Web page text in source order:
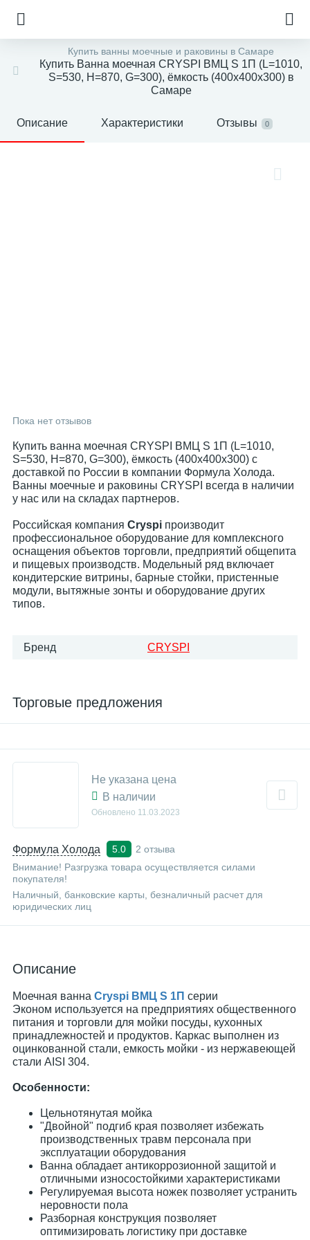
Купить ванны моечные и раковины в Самаре
Купить Ванна моечная CRYSPI ВМЦ S 1П (L=1010,
S=530, Н=870, G=300), ёмкость (400х400х300) в
Самаре
Описание Характеристики Отзывы 0
Пока нет отзывов
Купить ванна моечная CRYSPI ВМЦ S 1П (L=1010,
S=530, Н=870, G=300), ёмкость (400х400х300) с
доставкой по России в компании Формула Холода.
Ванны моечные и раковины CRYSPI всегда в наличии
у нас или на складах партнеров.
Российская компания Cryspi производит
профессиональное оборудование для комплексного
оснащения объектов торговли, предприятий общепита
и пищевых производств. Модельный ряд включает
кондитерские витрины, барные стойки, пристенные
модули, вытяжные зонты и оборудование других
типов.
Бренд CRYSPI
Торговые предложения
Формула Холода 5.0
2 отзыва
Внимание! Разгрузка товара осуществляется силами
покупателя!
Наличный, банковские карты, безналичный расчет для
юридических лиц
Не указана цена
В наличии
Обновлено 11.03.2023
Описание
Моечная ванна Cryspi ВМЦ S 1П серии
Эконом используется на предприятиях общественного
питания и торговли для мойки посуды, кухонных
принадлежностей и продуктов. Каркас выполнен из
оцинкованной стали, емкость мойки - из нержавеющей
стали AISI 304.
Особенности:
Цельнотянутая мойка
"Двойной" подгиб края позволяет избежать
производственных травм персонала при
эксплуатации оборудования
Ванна обладает антикоррозионной защитой и
отличными износостойкими характеристиками
Регулируемая высота ножек позволяет устранить
неровности пола
Разборная конструкция позволяет
оптимизировать логистику при доставке